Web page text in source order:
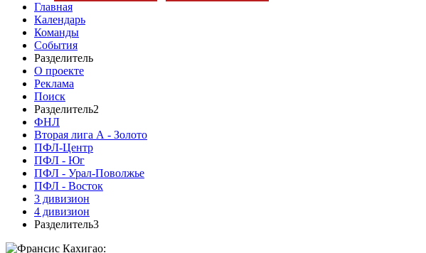
Главная
Календарь
Команды
События
Разделитель
О проекте
Реклама
Поиск
Разделитель2
ФНЛ
Вторая лига А - Золото
ПФЛ-Центр
ПФЛ - Юг
ПФЛ - Урал-Поволжье
ПФЛ - Восток
3 дивизион
4 дивизион
Разделитель3